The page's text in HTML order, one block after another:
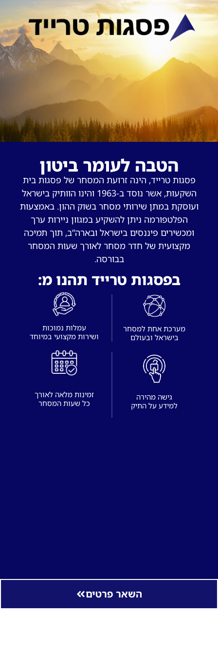
הטבה לעומר ביטון
פסגות טרייד, הינה זרועת המסחר של פסגות בית
השקעות, אשר נוסד ב-1963 והינו הוותיק בישראל
ועוסקת במתן שירותי מסחר בשוק ההון. באמצעות
הפלטפורמה ניתן להשקיע במגוון ניירות ערך
ומכשירים פיננסים בישראל ובארה”ב, תוך תמיכה
מקצועית של חדר מסחר לאורך שעות המסחר
בבורסה.
בפסגות טרייד תהנו מ:
עמלות נמוכות
מערכת אחת למסחר
בישראל ובעולם
זמינות מלאה לאורך
כל שעות המסחר
גישה מהירה
למידע על התיק
השאר פרטים